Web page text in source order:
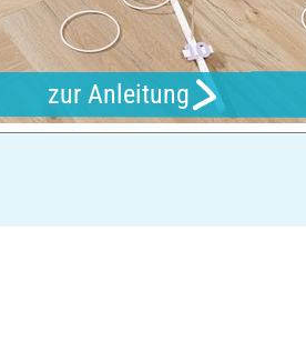
zur Anleitung